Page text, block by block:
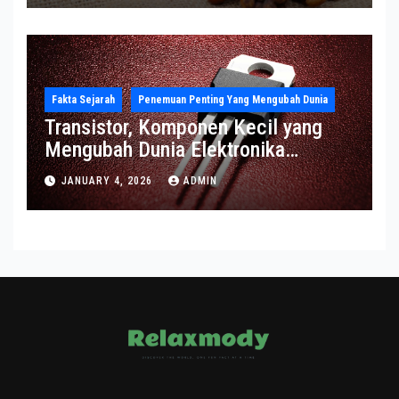
Fakta Sejarah Penemuan Penting Yang Mengubah Dunia
Transistor, Komponen Kecil yang
Mengubah Dunia Elektronika
Modern
JANUARY 4, 2026 ADMIN